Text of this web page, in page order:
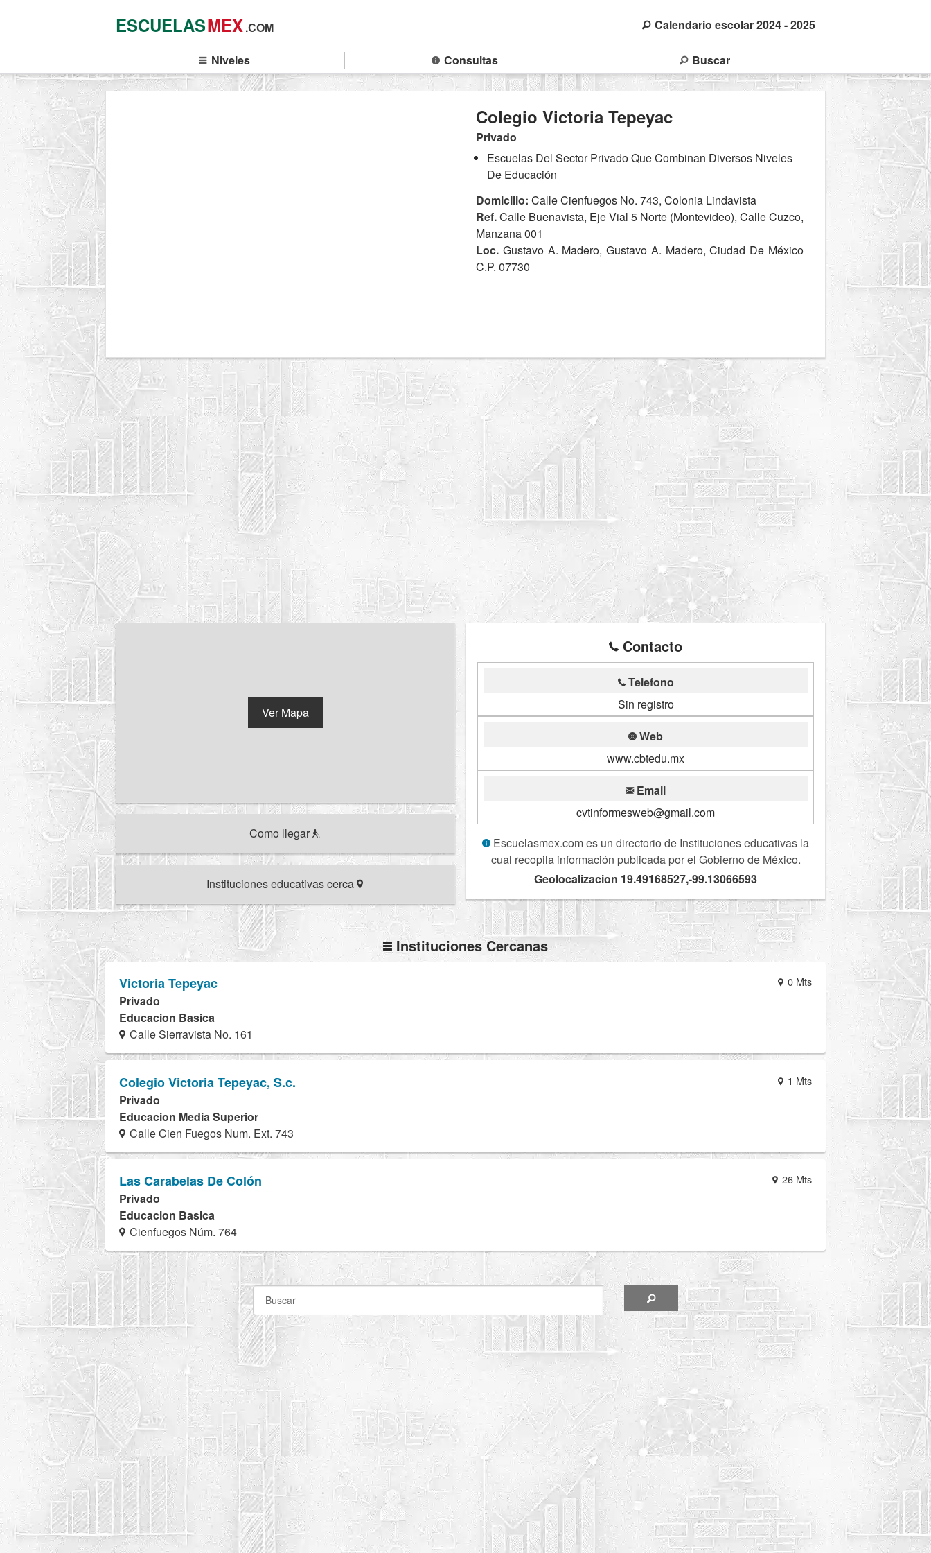
ESCUELASMEX.COM Calendario escolar 2024 - 2025
Niveles Consultas Buscar
Colegio Victoria Tepeyac
Privado
Escuelas Del Sector Privado Que Combinan Diversos Niveles
De Educación
Domicilio: Calle Cienfuegos No. 743, Colonia Lindavista
Ref.Calle Buenavista, Eje Vial 5 Norte (Montevideo), Calle Cuzco,
Manzana 001
Loc. Gustavo A. Madero, Gustavo A. Madero, Ciudad De México
C.P. 07730
Ver Mapa
Como llegar
Instituciones educativas cerca
Contacto
Telefono
Sin registro
Web
www.cbtedu.mx
Email
cvtinformesweb@gmail.com
Escuelasmex.com es un directorio de Instituciones educativas la
cual recopila información publicada por el Gobierno de México.
Geolocalizacion 19.49168527,-99.13066593
Instituciones Cercanas
0 Mts
Victoria Tepeyac
Privado
Educacion Basica
Calle Sierravista No. 161
1 Mts
Colegio Victoria Tepeyac, S.c.
Privado
Educacion Media Superior
Calle Cien Fuegos Num. Ext. 743
26 Mts
Las Carabelas De Colón
Privado
Educacion Basica
Cienfuegos Núm. 764